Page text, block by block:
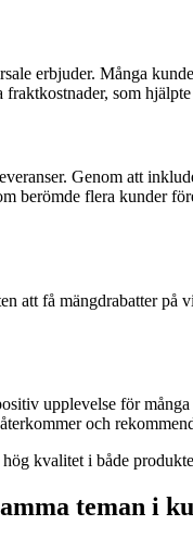
erbjuder. Många
som
Genom att
berömde flera kunder
att få mängdrabatter
upplevelse för
och
kvalitet i både
teman i